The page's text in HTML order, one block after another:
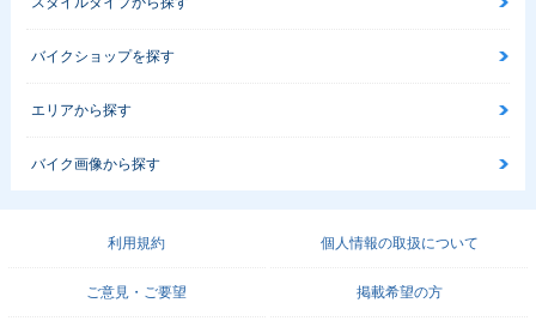
バイクショップを探す
エリアから探す
バイク画像から探す
利用規約 個人情報の取扱について
ご意見・ご要望 掲載希望の方